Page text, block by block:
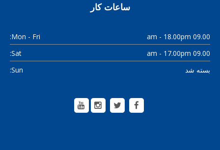
ساعات کار
Mon - Fri:
09.00 am - 18.00pm
Sat:
09.00 am - 17.00pm
Sun:
بسته شد